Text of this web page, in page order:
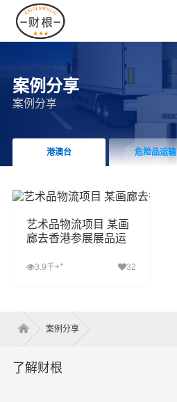
案例分享
案例分享
港澳台 危险品运输
艺术品物流项目 某画
廊去香港参展展品运
3.9千++ 32
案例分享
了解财根